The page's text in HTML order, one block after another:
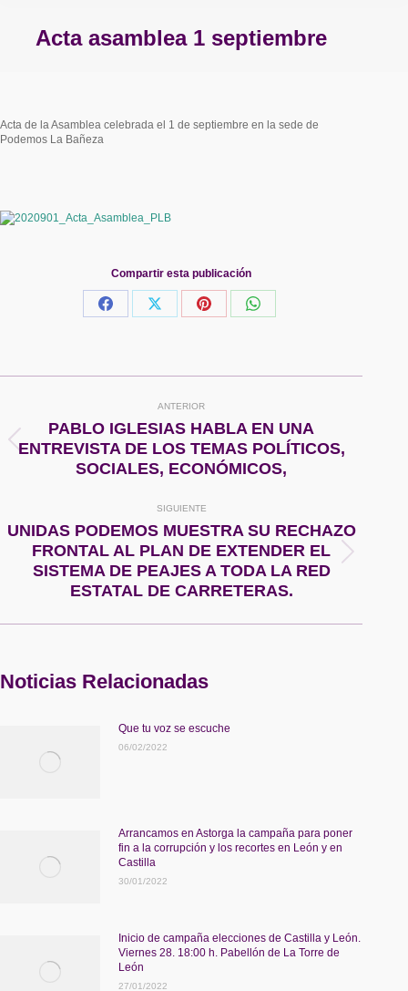
Acta asamblea 1 septiembre
Acta de la Asamblea celebrada el 1 de septiembre en la sede de
Podemos La Bañeza
Compartir esta publicación
Share
Share
Share
Share
entre
publicaciones
ANTERIOR
Publicación
anterior:
PABLO IGLESIAS HABLA EN UNA
ENTREVISTA DE LOS TEMAS POLÍTICOS,
SOCIALES, ECONÓMICOS,
SIGUIENTE
Publicación
siguiente:
UNIDAS PODEMOS MUESTRA SU RECHAZO
FRONTAL AL PLAN DE EXTENDER EL
SISTEMA DE PEAJES A TODA LA RED
ESTATAL DE CARRETERAS.
Noticias Relacionadas
Que tu voz se escuche
06/02/2022
Arrancamos en Astorga la campaña para poner
fin a la corrupción y los recortes en León y en
Castilla
30/01/2022
Inicio de campaña elecciones de Castilla y León.
Viernes 28. 18:00 h. Pabellón de La Torre de
León
27/01/2022